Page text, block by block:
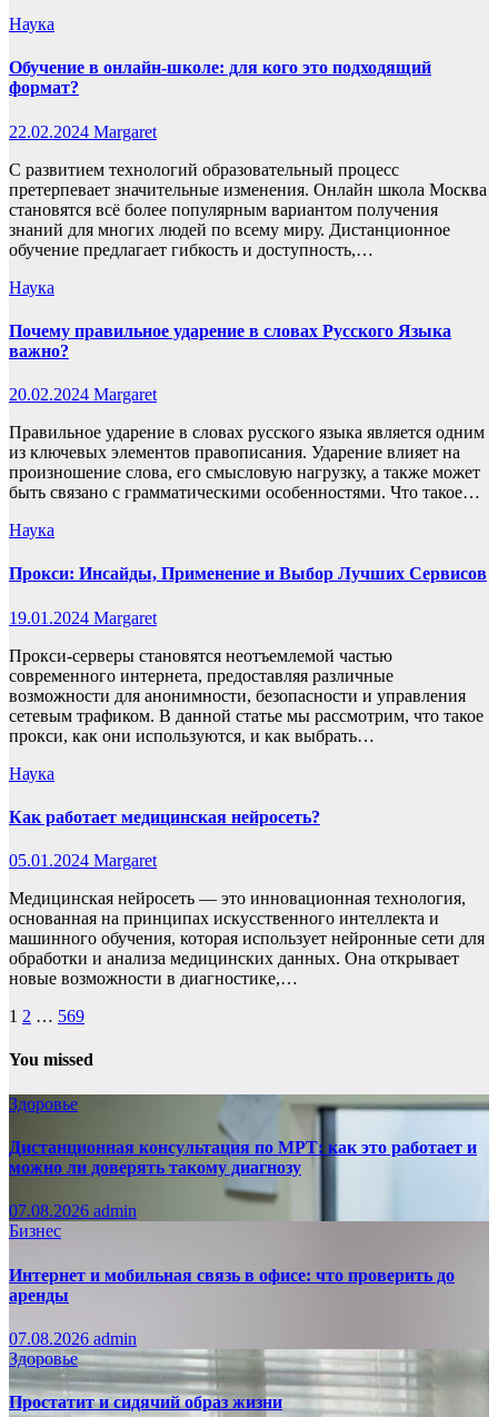
Наука
Обучение в онлайн-школе: для кого это подходящий
формат?
22.02.2024 Margaret
С развитием технологий образовательный процесс
претерпевает значительные изменения. Онлайн школа Москва
становятся всё более популярным вариантом получения
знаний для многих людей по всему миру. Дистанционное
обучение предлагает гибкость и доступность,…
Наука
Почему правильное ударение в словах Русского Языка
важно?
20.02.2024 Margaret
Правильное ударение в словах русского языка является одним
из ключевых элементов правописания. Ударение влияет на
произношение слова, его смысловую нагрузку, а также может
быть связано с грамматическими особенностями. Что такое…
Наука
Прокси: Инсайды, Применение и Выбор Лучших Сервисов
19.01.2024 Margaret
Прокси-серверы становятся неотъемлемой частью
современного интернета, предоставляя различные
возможности для анонимности, безопасности и управления
сетевым трафиком. В данной статье мы рассмотрим, что такое
прокси, как они используются, и как выбрать…
Наука
Как работает медицинская нейросеть?
05.01.2024 Margaret
Медицинская нейросеть — это инновационная технология,
основанная на принципах искусственного интеллекта и
машинного обучения, которая использует нейронные сети для
обработки и анализа медицинских данных. Она открывает
новые возможности в диагностике,…
Пагинация
записей
1 2 … 569
You missed
Здоровье
Дистанционная консультация по МРТ: как это работает и
можно ли доверять такому диагнозу
07.08.2026 admin
Бизнес
Интернет и мобильная связь в офисе: что проверить до
аренды
07.08.2026 admin
Здоровье
Простатит и сидячий образ жизни